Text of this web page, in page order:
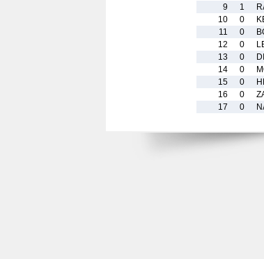
9
1
10
0
11
0
12
0
13
0
14
0
15
0
16
0
17
0